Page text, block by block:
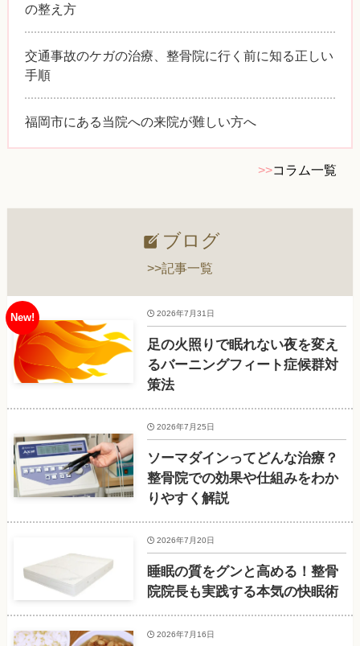
の整え方
交通事故のケガの治療、整骨院に行く前に知る正しい
手順
福岡市にある当院への来院が難しい方へ
>>コラム一覧
ブログ
>>記事一覧
足の火照りで眠れない夜を変え
るバーニングフィート症候群対
策法
2026年7月31日
ソーマダインってどんな治療？
整骨院での効果や仕組みをわか
りやすく解説
2026年7月25日
睡眠の質をグンと高める！整骨
院院長も実践する本気の快眠術
2026年7月20日
2026年7月16日